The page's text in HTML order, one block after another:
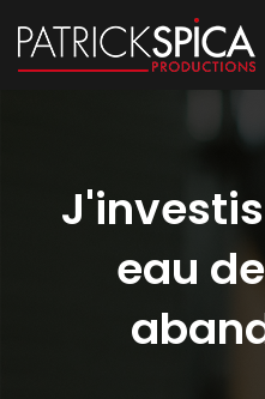
eau